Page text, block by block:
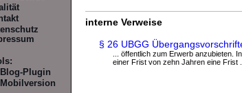
Blog-Plugin
Mobilversion
interne Verweise
§ 26 UBGG
... öffentlich zum Erwerb anzubieten.
einer Frist von zehn Jahren eine Frist ...